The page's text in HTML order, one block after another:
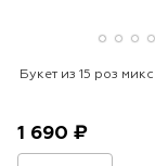
Букет из 15 роз
1 690 ₽